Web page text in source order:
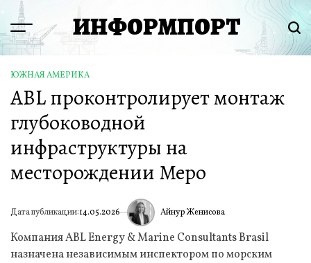
Перейти
содержимому
Menu ИНФОРМПОРТ
ОПУБЛИКОВАНО
В
ЮЖНАЯ АМЕРИКА
ABL проконтролирует монтаж
глубоководной
инфраструктуры на
месторождении Меро
Дата публикации:14.05.2026 ИА Айнур Женисова
Компания ABL Energy & Marine Consultants Brasil
назначена независимым инспектором по морским